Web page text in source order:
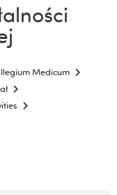
Medicum